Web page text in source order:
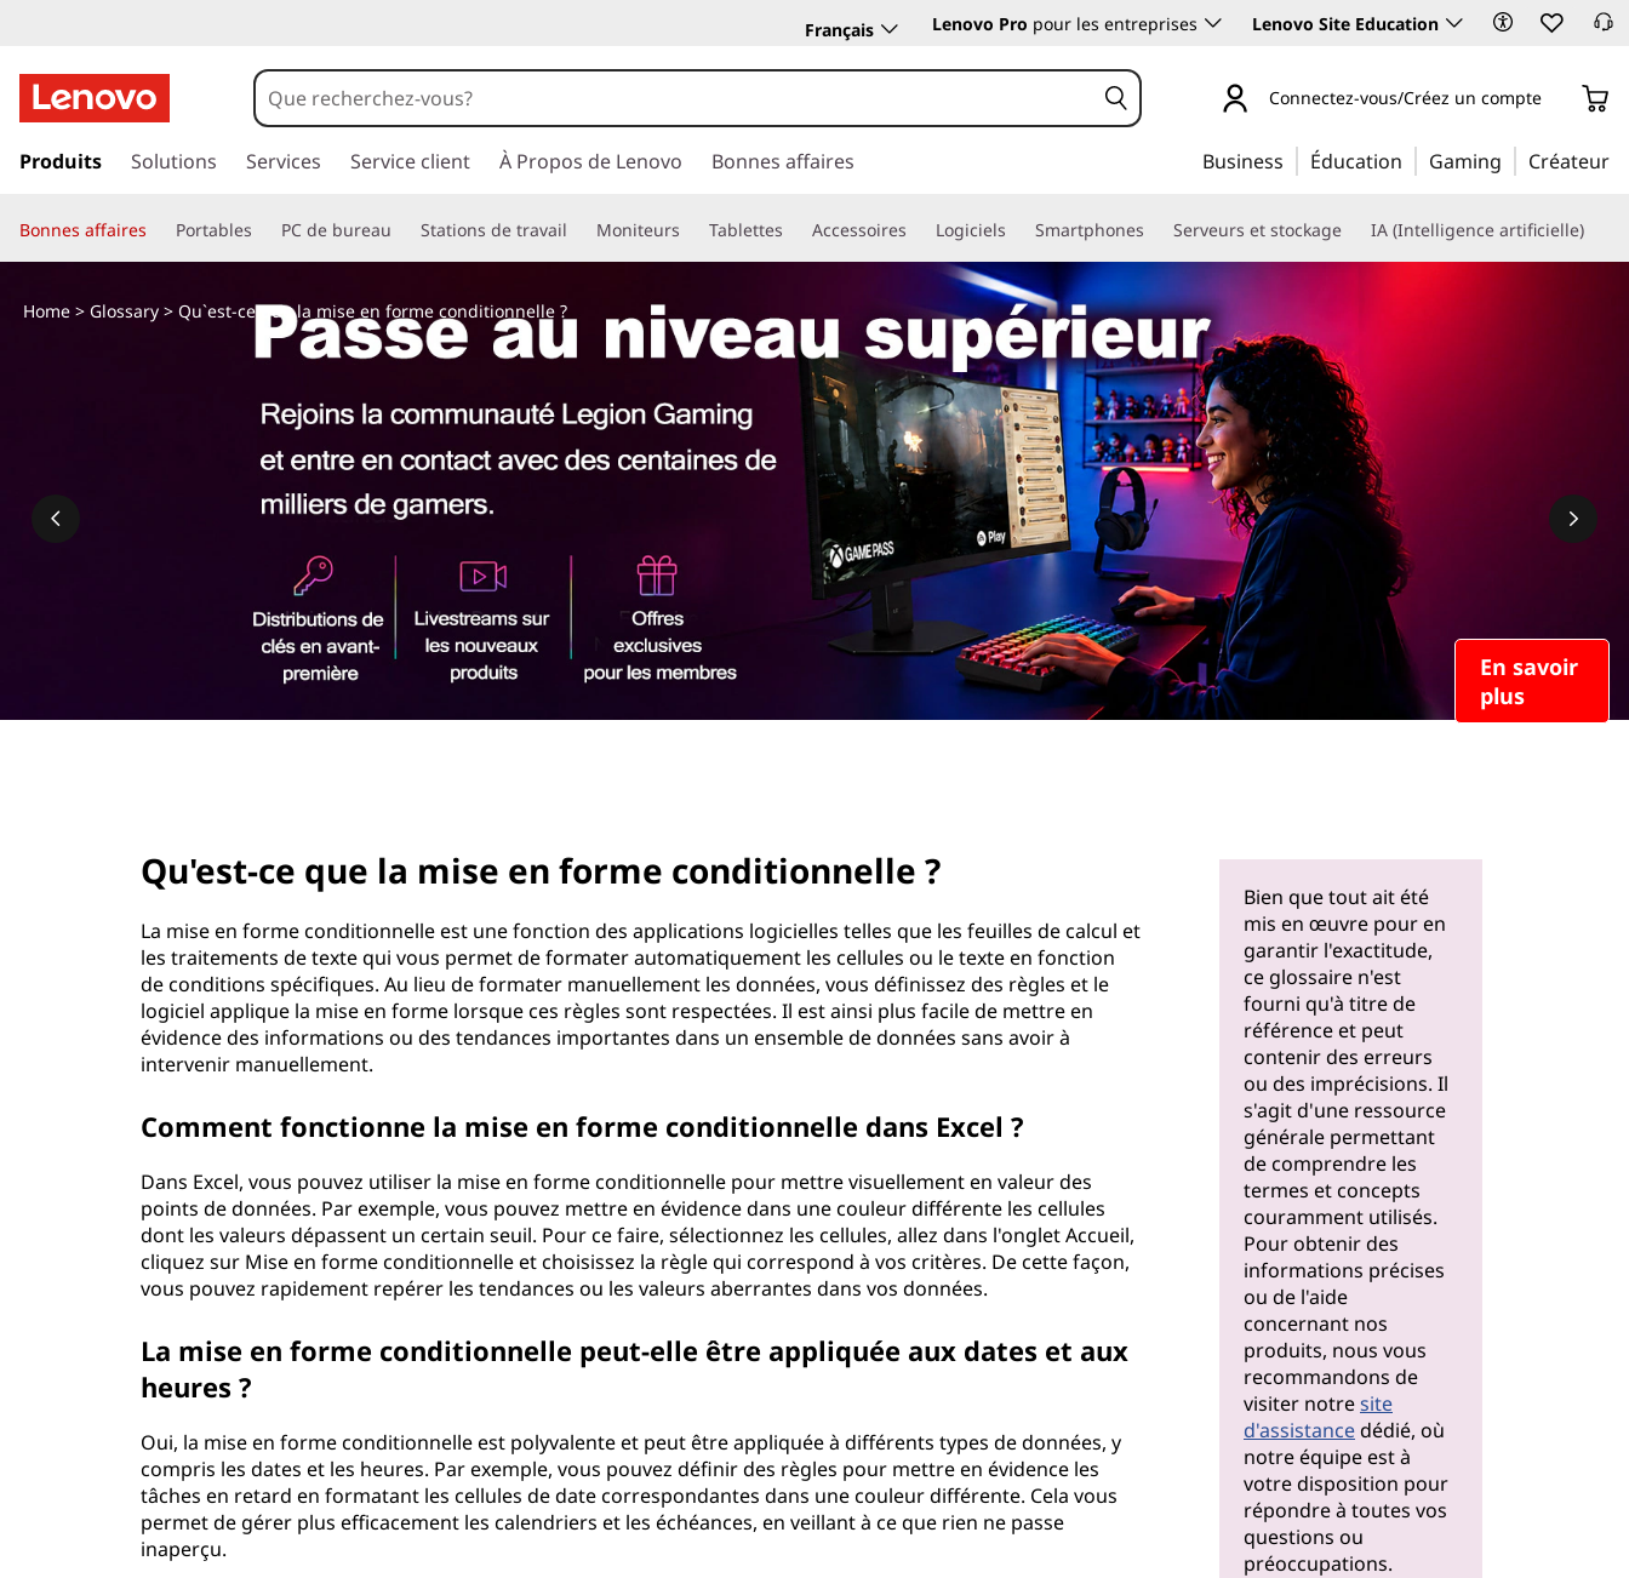
u
e
Français Lenovo Pro pour les entreprises Lenovo Site Education
a
e
r
u
a
Connectez-vous/Créez un compte
Produits Solutions Services Service client À Propos de Lenovo Bonnes affaires Business Éducation Gaming Créateur
Bonnes affaires Portables PC de bureau Stations de travail Moniteurs Tablettes Accessoires Logiciels Smartphones Serveurs et stockage IA (Intelligence artificielle)
En savoir
plus
Home> Glossary> Qu`est-ce que la mise en forme conditionnelle ?
Qu'est-ce que la mise en forme conditionnelle ?
La mise en forme conditionnelle est une fonction des applications logicielles telles que les feuilles de calcul et
les traitements de texte qui vous permet de formater automatiquement les cellules ou le texte en fonction
de conditions spécifiques. Au lieu de formater manuellement les données, vous définissez des règles et le
logiciel applique la mise en forme lorsque ces règles sont respectées. Il est ainsi plus facile de mettre en
évidence des informations ou des tendances importantes dans un ensemble de données sans avoir à
intervenir manuellement.
Comment fonctionne la mise en forme conditionnelle dans Excel ?
Dans Excel, vous pouvez utiliser la mise en forme conditionnelle pour mettre visuellement en valeur des
points de données. Par exemple, vous pouvez mettre en évidence dans une couleur différente les cellules
dont les valeurs dépassent un certain seuil. Pour ce faire, sélectionnez les cellules, allez dans l'onglet Accueil,
cliquez sur Mise en forme conditionnelle et choisissez la règle qui correspond à vos critères. De cette façon,
vous pouvez rapidement repérer les tendances ou les valeurs aberrantes dans vos données.
La mise en forme conditionnelle peut-elle être appliquée aux dates et aux
heures ?
Oui, la mise en forme conditionnelle est polyvalente et peut être appliquée à différents types de données, y
compris les dates et les heures. Par exemple, vous pouvez définir des règles pour mettre en évidence les
tâches en retard en formatant les cellules de date correspondantes dans une couleur différente. Cela vous
permet de gérer plus efficacement les calendriers et les échéances, en veillant à ce que rien ne passe
inaperçu.
Bien que tout ait été
mis en œuvre pour en
garantir l'exactitude,
ce glossaire n'est
fourni qu'à titre de
référence et peut
contenir des erreurs
ou des imprécisions. Il
s'agit d'une ressource
générale permettant
de comprendre les
termes et concepts
couramment utilisés.
Pour obtenir des
informations précises
ou de l'aide
concernant nos
produits, nous vous
recommandons de
visiter notresite
d'assistancedédié, où
notre équipe est à
votre disposition pour
répondre à toutes vos
questions ou
préoccupations.